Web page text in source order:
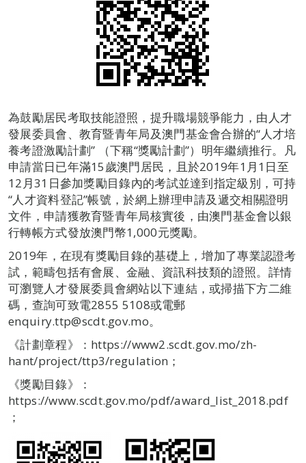
為鼓勵居民考取技能證照，提升職場競爭能力，由人才
發展委員會、教育暨青年局及澳門基金會合辦的“人才培
養考證激勵計劃” （下稱“獎勵計劃”）明年繼續推行。凡
申請當日已年滿15歲澳門居民，且於2019年1月1日至
12月31日參加獎勵目錄內的考試並達到指定級別，可持
“人才資料登記”帳號，於網上辦理申請及遞交相關證明
文件，申請獲教育暨青年局核實後，由澳門基金會以銀
行轉帳方式發放澳門幣1,000元獎勵。
2019年，在現有獎勵目錄的基礎上，增加了專業認證考
試，範疇包括有會展、金融、資訊科技類的證照。詳情
可瀏覽人才發展委員會網站以下連結，或掃描下方二維
碼，查詢可致電2855 5108或電郵
enquiry.ttp@scdt.gov.mo。
《計劃章程》：https://www2.scdt.gov.mo/zh-
hant/project/ttp3/regulation；
《獎勵目錄》：
https://www.scdt.gov.mo/pdf/award_list_2018.pdf
；